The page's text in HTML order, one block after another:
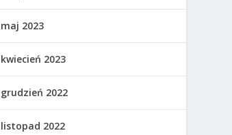
maj 2023
kwiecień 2023
grudzień 2022
listopad 2022